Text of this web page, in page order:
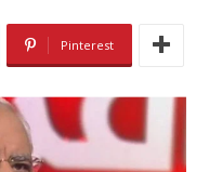
Pinterest